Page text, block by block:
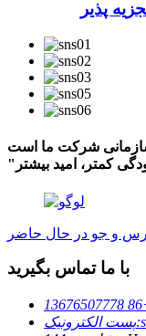
شرکت ما است
و جو در حال حاضر
با ما تماس بگیرید
+86
پست الکترونیک: